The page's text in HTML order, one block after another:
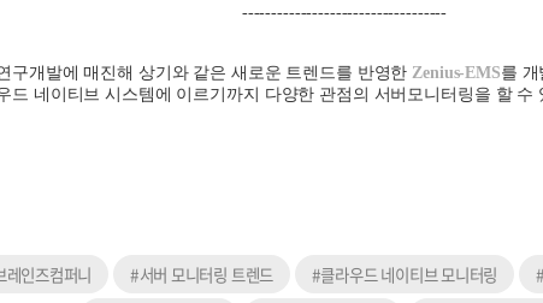
-----------------------------------
구개발에 매진해 상기와 같은 새로운 트렌드를 반영한 Zenius-EMS를 개
드 네이티브 시스템에 이르기까지 다양한 관점의 서버모니터링을 할 수
레인즈컴퍼니 #서버 모니터링 트렌드 #클라우드 네이티브 모니터링